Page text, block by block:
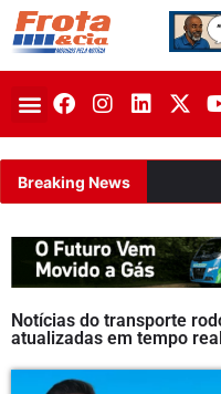
Breaking News
Notícias do transporte
atualizadas em tempo